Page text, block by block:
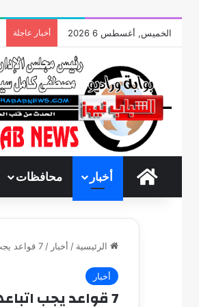
الخميس, أغسطس 6 2026 أخبار عاجلة
الرئيسية
أخبار محافظات
الرئيسية / أخبار / 7 قواعد يجب اتباعها لتحقيق الذبح الشرعي للخروف.. تصويم الحيوان أهمها
أخبار
7 قواعد يجب اتباعها لتحقيق الذبح الشرعي للخروف.. تصويم الحيوان أهمها